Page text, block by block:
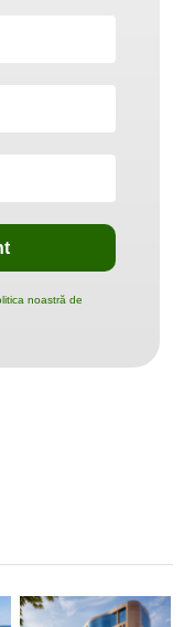
noastră de